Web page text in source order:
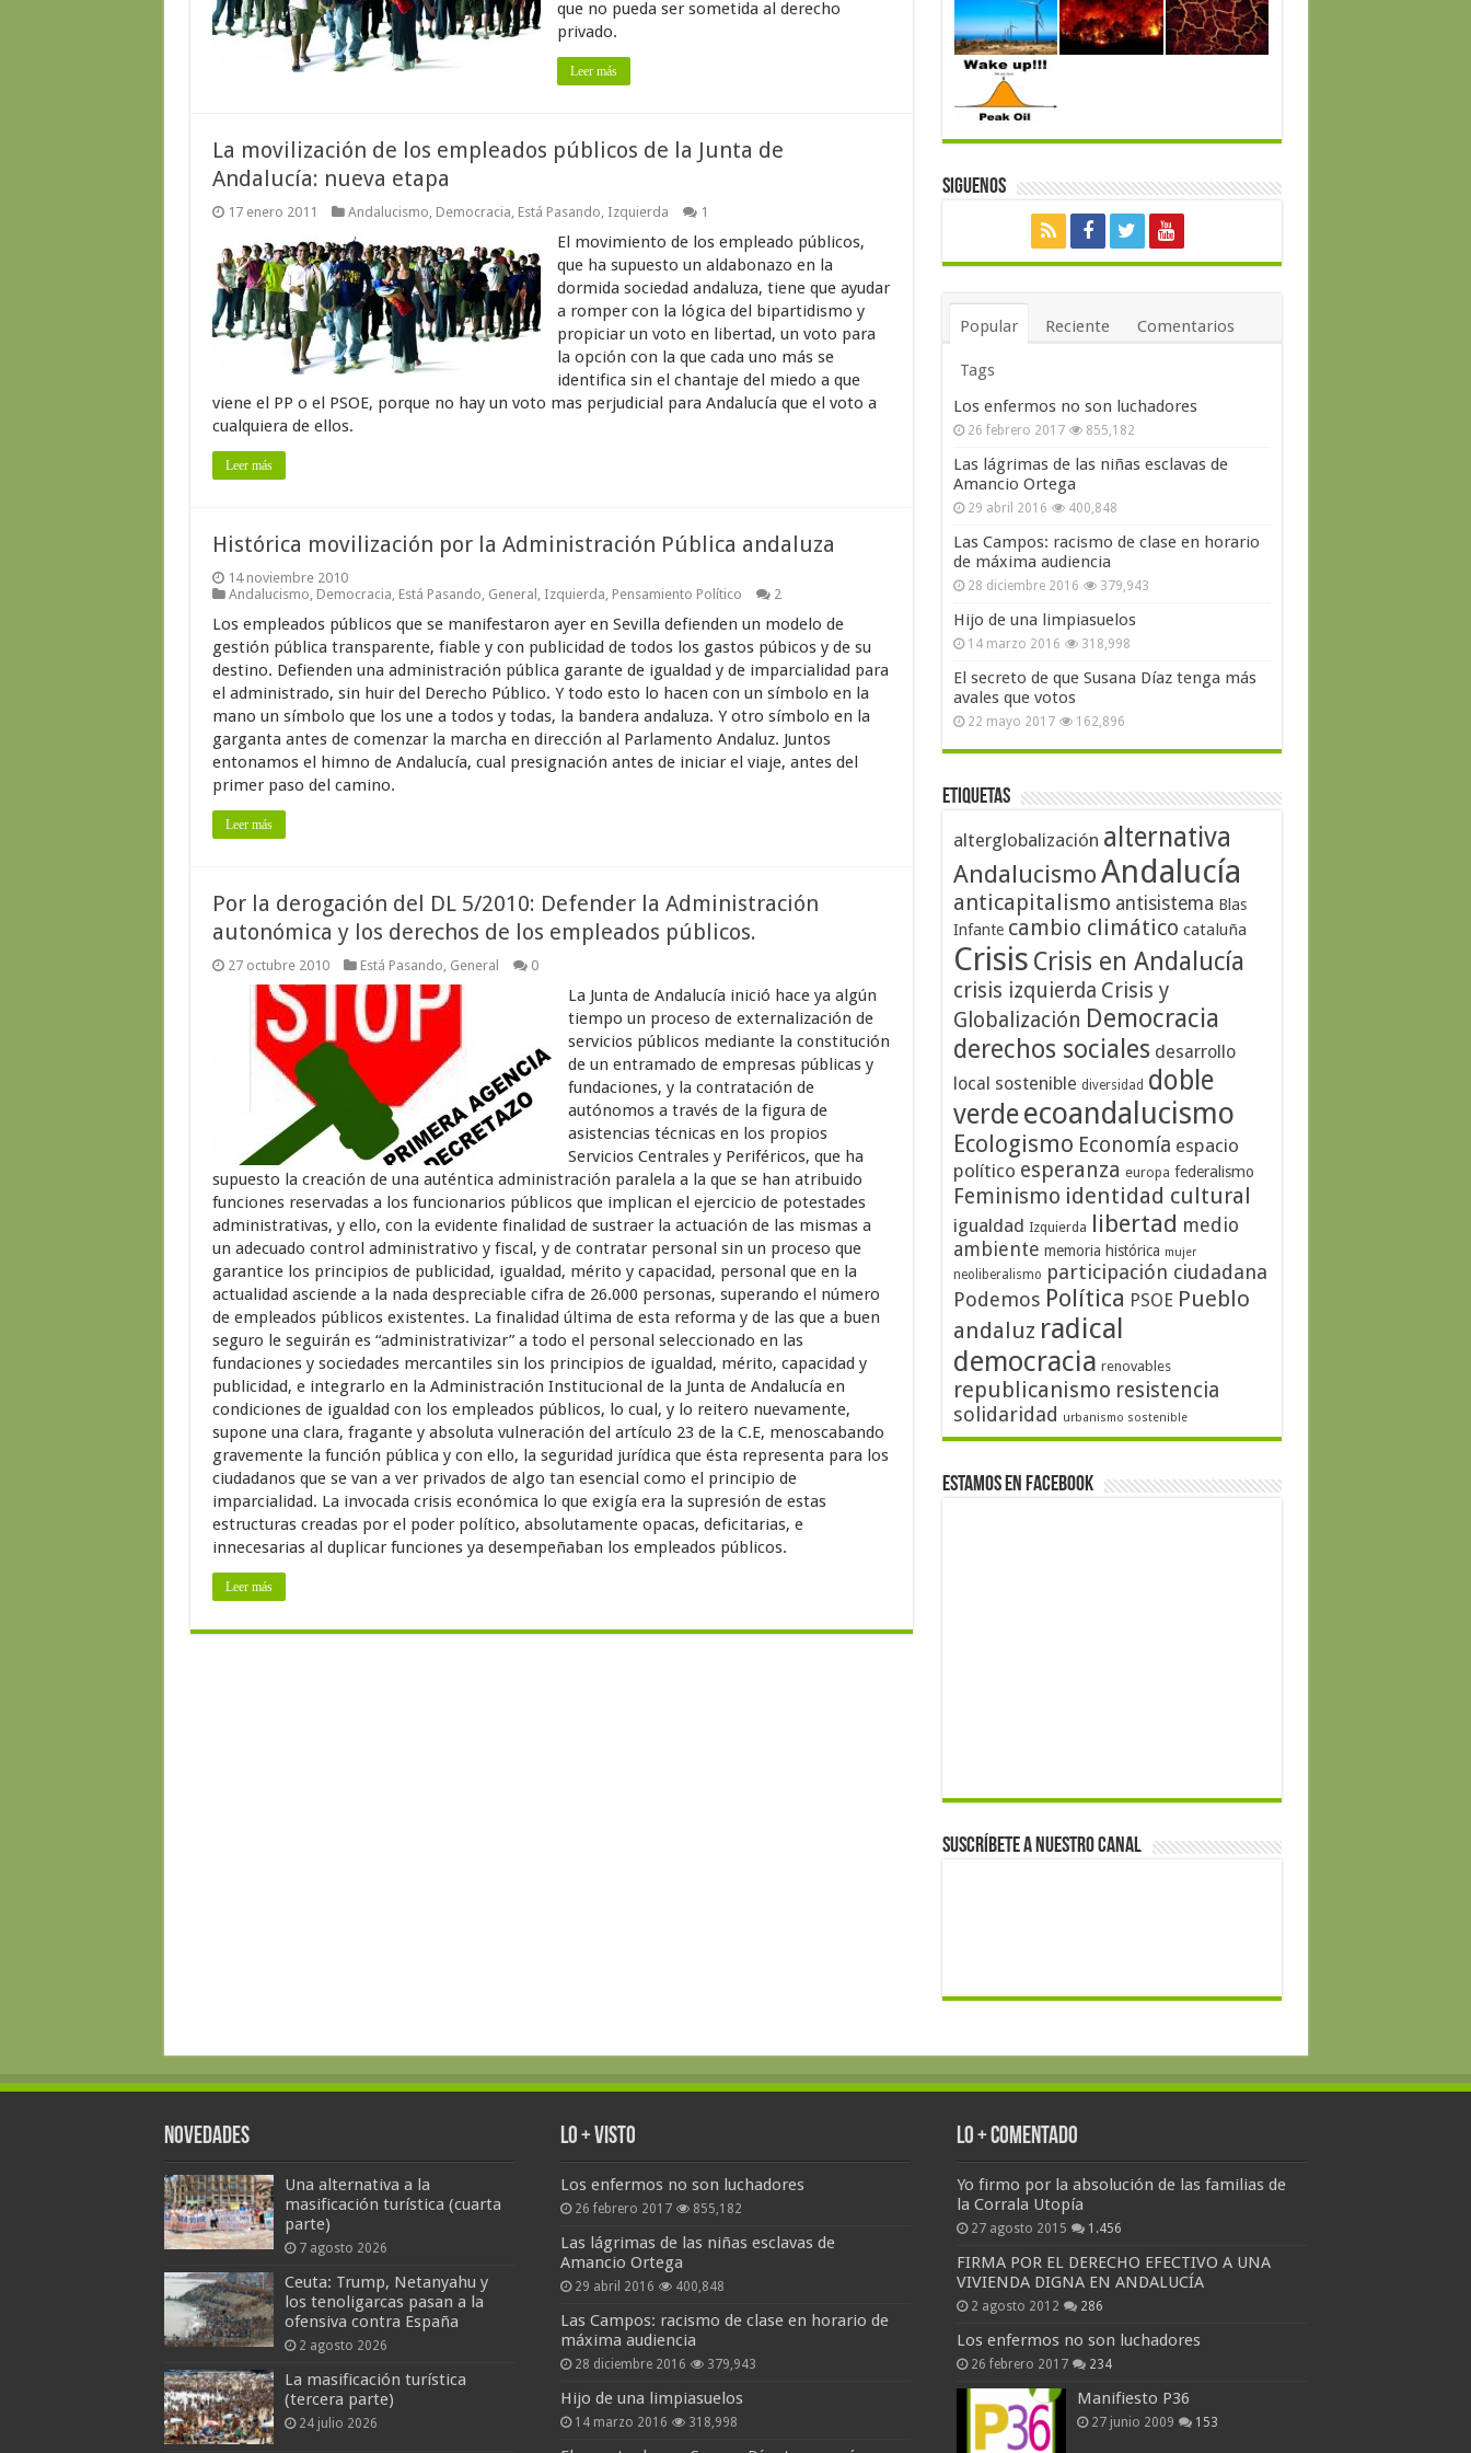
que no pueda ser sometida al derecho
privado.
Leer más
La movilización de los empleados públicos de la Junta de
Andalucía: nueva etapa
17 enero 2011 Andalucismo, Democracia, Está Pasando, Izquierda 1
El movimiento de los empleado públicos,
que ha supuesto un aldabonazo en la
dormida sociedad andaluza, tiene que ayudar
a romper con la lógica del bipartidismo y
propiciar un voto en libertad, un voto para
la opción con la que cada uno más se
identifica sin el chantaje del miedo a que
viene el PP o el PSOE, porque no hay un voto mas perjudicial para Andalucía que el voto a
cualquiera de ellos.
Leer más
Histórica movilización por la Administración Pública andaluza
14 noviembre 2010
Andalucismo, Democracia, Está Pasando, General , Izquierda, Pensamiento Político 2
Los empleados públicos que se manifestaron ayer en Sevilla defienden un modelo de
gestión pública transparente, fiable y con publicidad de todos los gastos púbicos y de su
destino. Defienden una administración pública garante de igualdad y de imparcialidad para
el administrado, sin huir del Derecho Público. Y todo esto lo hacen con un símbolo en la
mano un símbolo que los une a todos y todas, la bandera andaluza. Y otro símbolo en la
garganta antes de comenzar la marcha en dirección al Parlamento Andaluz. Juntos
entonamos el himno de Andalucía, cual presignación antes de iniciar el viaje, antes del
primer paso del camino.
Leer más
Por la derogación del DL 5/2010: Defender la Administración
autonómica y los derechos de los empleados públicos.
27 octubre 2010 Está Pasando, General 0
La Junta de Andalucía inició hace ya algún
tiempo un proceso de externalización de
servicios públicos mediante la constitución
de un entramado de empresas públicas y
fundaciones, y la contratación de
autónomos a través de la figura de
asistencias técnicas en los propios
Servicios Centrales y Periféricos, que ha
supuesto la creación de una auténtica administración paralela a la que se han atribuido
funciones reservadas a los funcionarios públicos que implican el ejercicio de potestades
administrativas, y ello, con la evidente finalidad de sustraer la actuación de las mismas a
un adecuado control administrativo y fiscal, y de contratar personal sin un proceso que
garantice los principios de publicidad, igualdad, mérito y capacidad, personal que en la
actualidad asciende a la nada despreciable cifra de 26.000 personas, superando el número
de empleados públicos existentes. La finalidad última de esta reforma y de las que a buen
seguro le seguirán es “administrativizar” a todo el personal seleccionado en las
fundaciones y sociedades mercantiles sin los principios de igualdad, mérito, capacidad y
publicidad, e integrarlo en la Administración Institucional de la Junta de Andalucía en
condiciones de igualdad con los empleados públicos, lo cual, y lo reitero nuevamente,
supone una clara, fragante y absoluta vulneración del artículo 23 de la C.E, menoscabando
gravemente la función pública y con ello, la seguridad jurídica que ésta representa para los
ciudadanos que se van a ver privados de algo tan esencial como el principio de
imparcialidad. La invocada crisis económica lo que exigía era la supresión de estas
estructuras creadas por el poder político, absolutamente opacas, deficitarias, e
innecesarias al duplicar funciones ya desempeñaban los empleados públicos.
Leer más
Siguenos
Popular Reciente Comentarios
Tags
Los enfermos no son luchadores
26 febrero 2017 855,182
Las lágrimas de las niñas esclavas de
Amancio Ortega
29 abril 2016 400,848
Las Campos: racismo de clase en horario
de máxima audiencia
28 diciembre 2016 379,943
Hijo de una limpiasuelos
14 marzo 2016 318,998
El secreto de que Susana Díaz tenga más
avales que votos
22 mayo 2017 162,896
Etiquetas
alterglobalización alternativa
AndalucismoAndalucía
anticapitalismo antisistema Blas
Infante cambio climático cataluña
Crisis Crisis en Andalucía
crisis izquierda Crisis y
Globalización Democracia
derechos sociales desarrollo
local sostenible diversidad doble
verdeecoandalucismo
Ecologismo Economía espacio
político esperanza europa federalismo
Feminismo identidad cultural
igualdad Izquierda libertad medio
ambiente memoria histórica mujer
neoliberalismo participación ciudadana
Podemos Política PSOE Pueblo
andaluz radical
democracia renovables
republicanismo resistencia
solidaridad urbanismo sostenible
Estamos en Facebook
Suscríbete a nuestro canal
Novedades
Una alternativa a la
masificación turística (cuarta
parte)
7 agosto 2026
Ceuta: Trump, Netanyahu y
los tenoligarcas pasan a la
ofensiva contra España
2 agosto 2026
La masificación turística
(tercera parte)
24 julio 2026
Lo + Visto
Los enfermos no son luchadores
26 febrero 2017 855,182
Las lágrimas de las niñas esclavas de
Amancio Ortega
29 abril 2016 400,848
Las Campos: racismo de clase en horario de
máxima audiencia
28 diciembre 2016 379,943
Hijo de una limpiasuelos
14 marzo 2016 318,998
Lo + Comentado
Yo firmo por la absolución de las familias de
la Corrala Utopía
27 agosto 2015 1.456
FIRMA POR EL DERECHO EFECTIVO A UNA
VIVIENDA DIGNA EN ANDALUCÍA
2 agosto 2012 286
Los enfermos no son luchadores
26 febrero 2017 234
Manifiesto P36
27 junio 2009 153